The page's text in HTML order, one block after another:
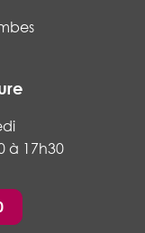
à 17h30